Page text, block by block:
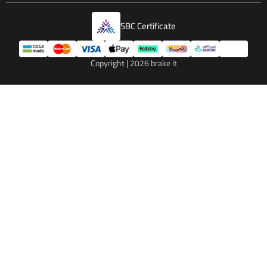
SBC Certificate
Copyright | 2026brake it